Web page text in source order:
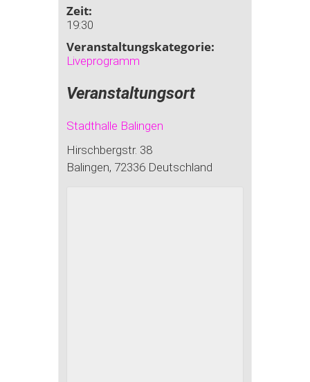
Zeit:
19:30
Veranstaltungskategorie:
Liveprogramm
Veranstaltungsort
Stadthalle Balingen
Hirschbergstr. 38
Balingen, 72336 Deutschland